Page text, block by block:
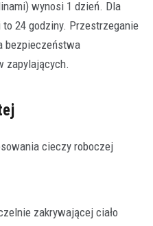
wynosi 1 dzień. Dla
24 godziny. Przestrzeganie
bezpieczeństwa
zapylających.
cieczy roboczej
zakrywającej ciało